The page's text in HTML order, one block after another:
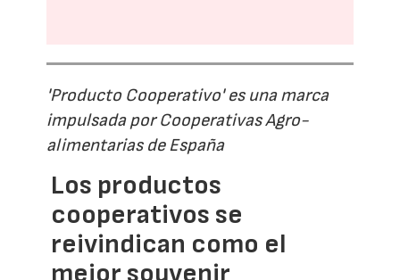
'Producto Cooperativo' es una marca
impulsada por Cooperativas Agro-
alimentarias de España
Los productos
cooperativos se
reivindican como el